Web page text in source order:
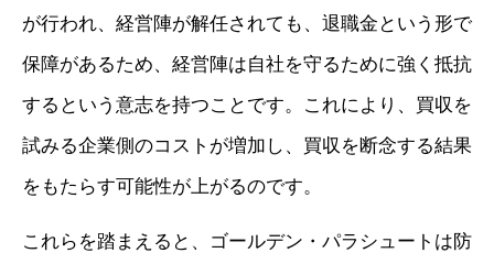
が行われ、経営陣が解任されても、退職金という形で
保障があるため、経営陣は自社を守るために強く抵抗
するという意志を持つことです。これにより、買収を
試みる企業側のコストが増加し、買収を断念する結果
をもたらす可能性が上がるのです。
これらを踏まえると、ゴールデン・パラシュートは防